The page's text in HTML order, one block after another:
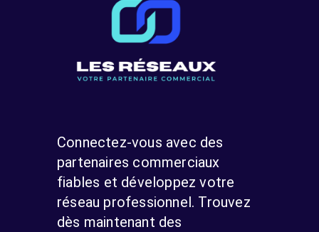
Connectez-vous avec des
partenaires commerciaux
fiables et développez votre
réseau professionnel. Trouvez
dès maintenant des